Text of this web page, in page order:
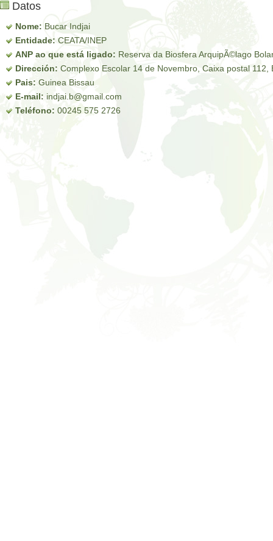
Datos
Nome: Bucar Indjai
Entidade: CEATA/INEP
ANP ao que está ligado: Reserva da Biosfera ArquipÃ©lago
Dirección: Complexo Escolar 14 de Novembro, Caixa postal 112,
Pais: Guinea Bissau
E-mail: indjai.b@gmail.com
Teléfono: 00245 575 2726